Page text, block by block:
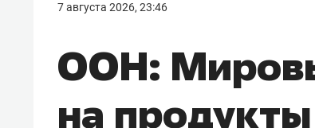
7 августа 2026, 23:46
ООН:
на